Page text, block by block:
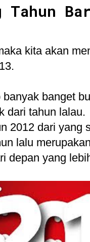
kita akan
banget
dari tahun lalau.
2012 dari yang
lalu
depan yang